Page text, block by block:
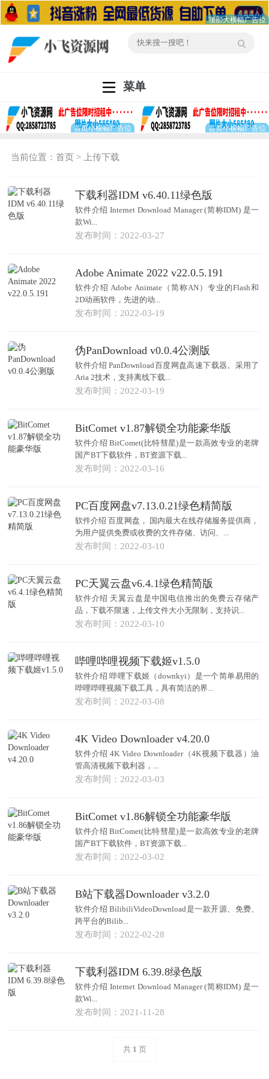
菜单
当前位置：首页 >上传下载
下载利器IDM v6.40.11绿色版
软件介绍 Internet Download Manager (简称IDM) 是一
款Wi...
发布时间：2022-03-27
Adobe Animate 2022 v22.0.5.191
软件介绍 Adobe Animate（简称AN）专业的Flash和
2D动画软件，先进的动...
发布时间：2022-03-19
伪PanDownload v0.0.4公测版
软件介绍 PanDownload百度网盘高速下载器。采用了
Aria 2技术，支持离线下载...
发布时间：2022-03-19
BitComet v1.87解锁全功能豪华版
软件介绍 BitComet(比特彗星)是一款高效专业的老牌
国产BT下载软件，BT资源下载...
发布时间：2022-03-16
PC百度网盘v7.13.0.21绿色精简版
软件介绍 百度网盘， 国内最大在线存储服务提供商，
为用户提供免费或收费的文件存储、访问、...
发布时间：2022-03-10
PC天翼云盘v6.4.1绿色精简版
软件介绍 天翼云盘是中国电信推出的免费云存储产
品，下载不限速，上传文件大小无限制，支持识...
发布时间：2022-03-10
哔哩哔哩视频下载姬v1.5.0
软件介绍 哔哩下载姬（downkyi）是一个简单易用的
哔哩哔哩视频下载工具，具有简洁的界...
发布时间：2022-03-08
4K Video Downloader v4.20.0
软件介绍 4K Video Downloader（4K视频下载器）油
管高清视频下载利器，...
发布时间：2022-03-03
BitComet v1.86解锁全功能豪华版
软件介绍 BitComet(比特彗星)是一款高效专业的老牌
国产BT下载软件，BT资源下载...
发布时间：2022-03-02
B站下载器Downloader v3.2.0
软件介绍 BilibiliVideoDownload是一款开源、免费、
跨平台的Bilib...
发布时间：2022-02-28
下载利器IDM 6.39.8绿色版
软件介绍 Internet Download Manager (简称IDM) 是一
款Wi...
发布时间：2021-11-28
共 1 页